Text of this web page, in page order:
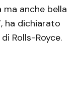
anche bella
ha dichiarato
Rolls-Royce.